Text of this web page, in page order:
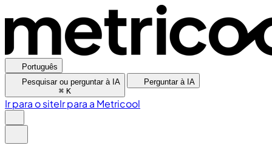
Português
Pesquisar ou perguntar à IA
⌘ K
Perguntar à IA
Ir para o siteIr para a Metricool